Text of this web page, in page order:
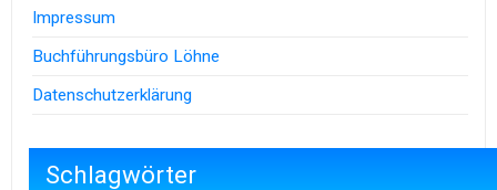
Impressum
Buchführungsbüro Löhne
Datenschutzerklärung
Schlagwörter